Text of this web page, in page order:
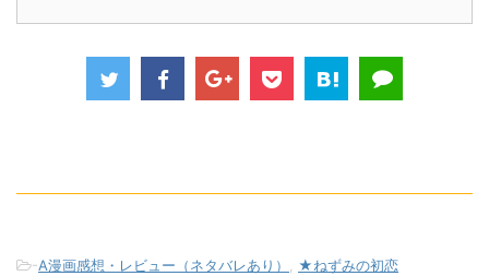
-A漫画感想・レビュー（ネタバレあり） ★ねずみの初恋